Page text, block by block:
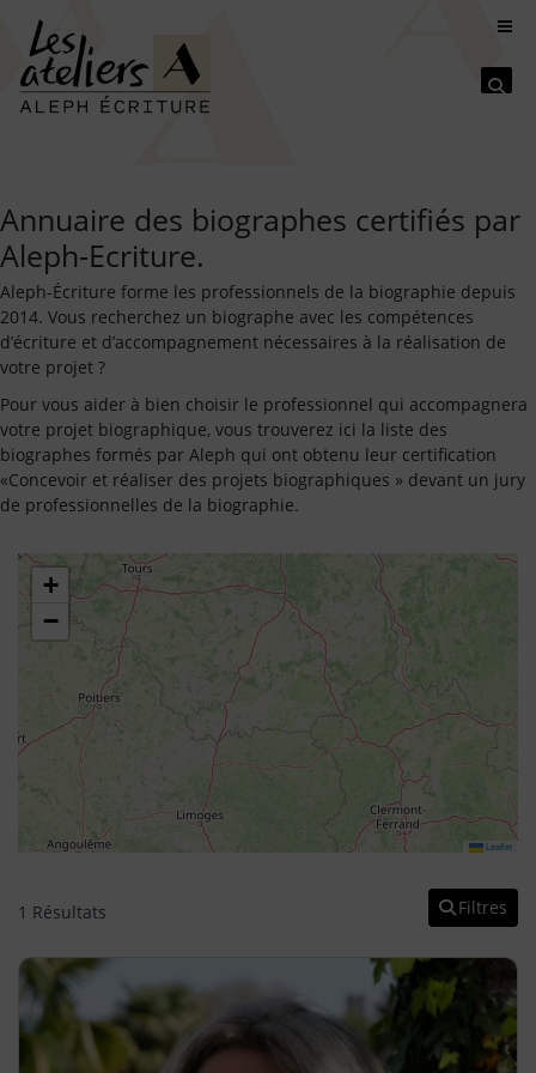
Annuaire des biographes certifiés par
Aleph-Ecriture.
Aleph-Écriture forme les professionnels de la biographie depuis
2014. Vous recherchez un biographe avec les compétences
d’écriture et d’accompagnement nécessaires à la réalisation de
votre projet ?
Pour vous aider à bien choisir le professionnel qui accompagnera
votre projet biographique, vous trouverez ici la liste des
biographes formés par Aleph qui ont obtenu leur certification
«Concevoir et réaliser des projets biographiques » devant un jury
de professionnelles de la biographie.
+
−
Leaflet
1 Résultats Filtres